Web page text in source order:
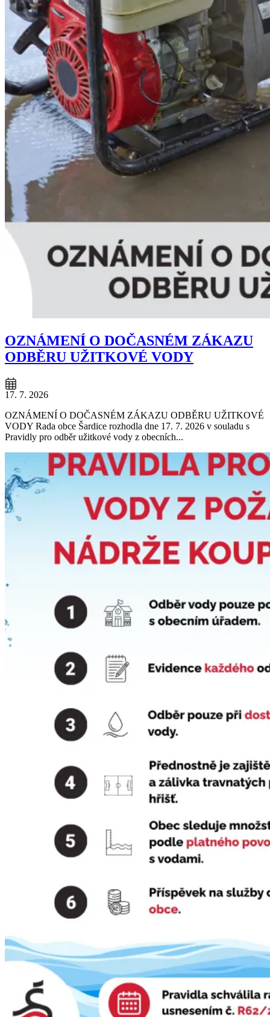
OZNÁMENÍ O DOČASNÉM ZÁKAZU
ODBĚRU UŽITKOVÉ VODY
17. 7. 2026
OZNÁMENÍ O DOČASNÉM ZÁKAZU ODBĚRU UŽITKOVÉ
VODY Rada obce Šardice rozhodla dne 17. 7. 2026 v souladu s
Pravidly pro odběr užitkové vody z obecních...